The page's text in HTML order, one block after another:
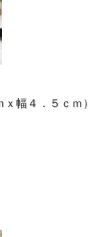
幅４．５ｃｍ）